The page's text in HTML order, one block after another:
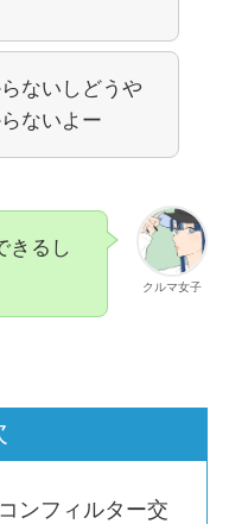
ないしどうや
ないよー
クルマ女子
きるし
ンフィルター交